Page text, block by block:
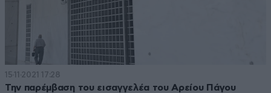
15·11·2021 17:28
Την παρέμβαση του εισαγγελέα του Αρείου Πάγου